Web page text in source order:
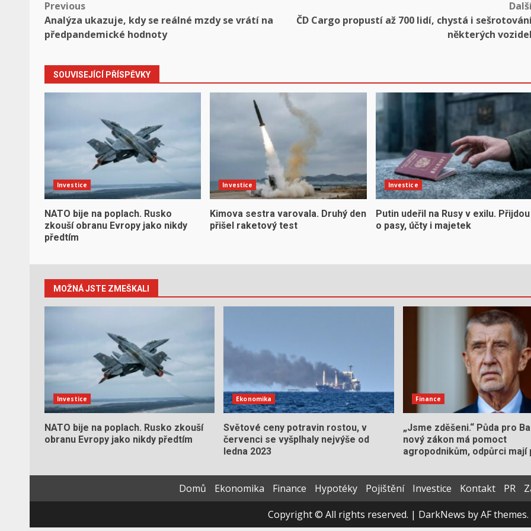
Post
navigation
Previous
Analýza ukazuje, kdy se reálné mzdy se vrátí na
předpandemické hodnoty
ČD Cargo propustí až 700 lidí, chystá i
některých vozidel
SOUVISEJÍCÍ PŘÍSPĚVKY
Investice
NATO bije na poplach. Rusko
zkouší obranu Evropy jako nikdy
předtím
Investice
Kimova sestra varovala. Druhý den
přišel raketový test
Investice
Putin udeřil na Rusy v exilu. Přijdou
o pasy, účty i majetek
MOŽNÁ JSTE ZMEŠKALI
Investice
NATO bije na poplach. Rusko zkouší
obranu Evropy jako nikdy předtím
Ekonomika
Světové ceny potravin rostou, v
červenci se vyšplhaly nejvýše od
ledna 2023
Finance
„Jsme zděšeni.“ Půda pro
nový zákon má pomoct
agropodnikům, odpůrci mají
Domů Ekonomika Finance Hypotéky Pojištění Investice Kontakt PR
Copyright © All rights reserved. | DarkNews by AF themes.